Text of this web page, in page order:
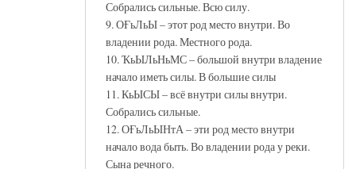
Собрались сильные. Всю силу.
9. ОҒьЛьЫ – этот род место внутри. Во
владении рода. Местного рода.
10. ҠьЫЛьНьМС – большой внутри владение
начало иметь силы. В большие силы
11. КьЫСЫ – всё внутри силы внутри.
Собрались сильные.
12. ОҒьЛьЫНтА – эти род место внутри
начало вода быть. Во владении рода у реки.
Сына речного.